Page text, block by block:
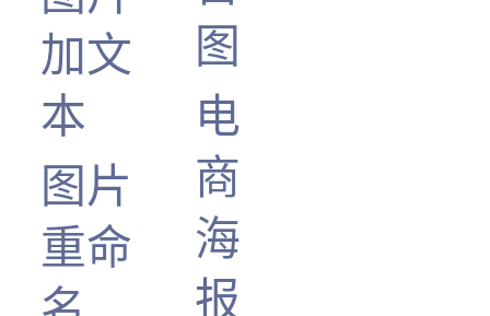
加文
本
图片
重命
图
电
商
海
报